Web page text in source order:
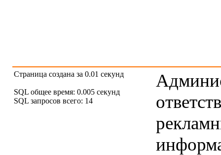
Страница создана за 0.01 секунд
SQL общее время: 0.005 секунд
SQL запросов всего: 14